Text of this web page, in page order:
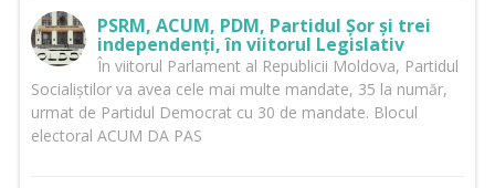
PSRM, ACUM, PDM, Partidul Șor și trei
independenți, în viitorul Legislativ
În viitorul Parlament al Republicii Moldova, Partidul
Socialiștilor va avea cele mai multe mandate, 35 la număr,
urmat de Partidul Democrat cu 30 de mandate. Blocul
electoral ACUM DA PAS